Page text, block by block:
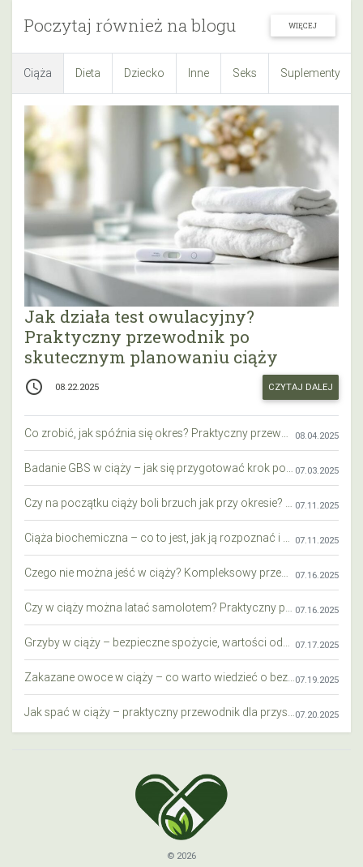
Poczytaj również na blogu WIĘCEJ
Ciąża Dieta Dziecko Inne Seks Suplementy
Jak działa test owulacyjny?
Praktyczny przewodnik po
skutecznym planowaniu ciąży
access_time 08.22.2025 CZYTAJ DALEJ
08.04.2025
07.03.2025
07.11.2025
07.11.2025
07.16.2025
07.16.2025
07.17.2025
07.19.2025
07.20.2025
© 2026